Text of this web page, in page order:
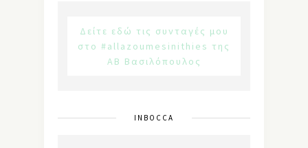
Δείτε εδώ τις συνταγές μου
στο #allazoumesinithies της
ΑΒ Βασιλόπουλος
INBOCCA